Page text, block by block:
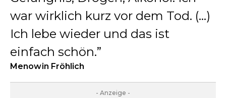
war wirklich kurz vor dem Tod. (...)
Ich lebe wieder und das ist
einfach schön.
Menowin Fröhlich
- Anzeige -